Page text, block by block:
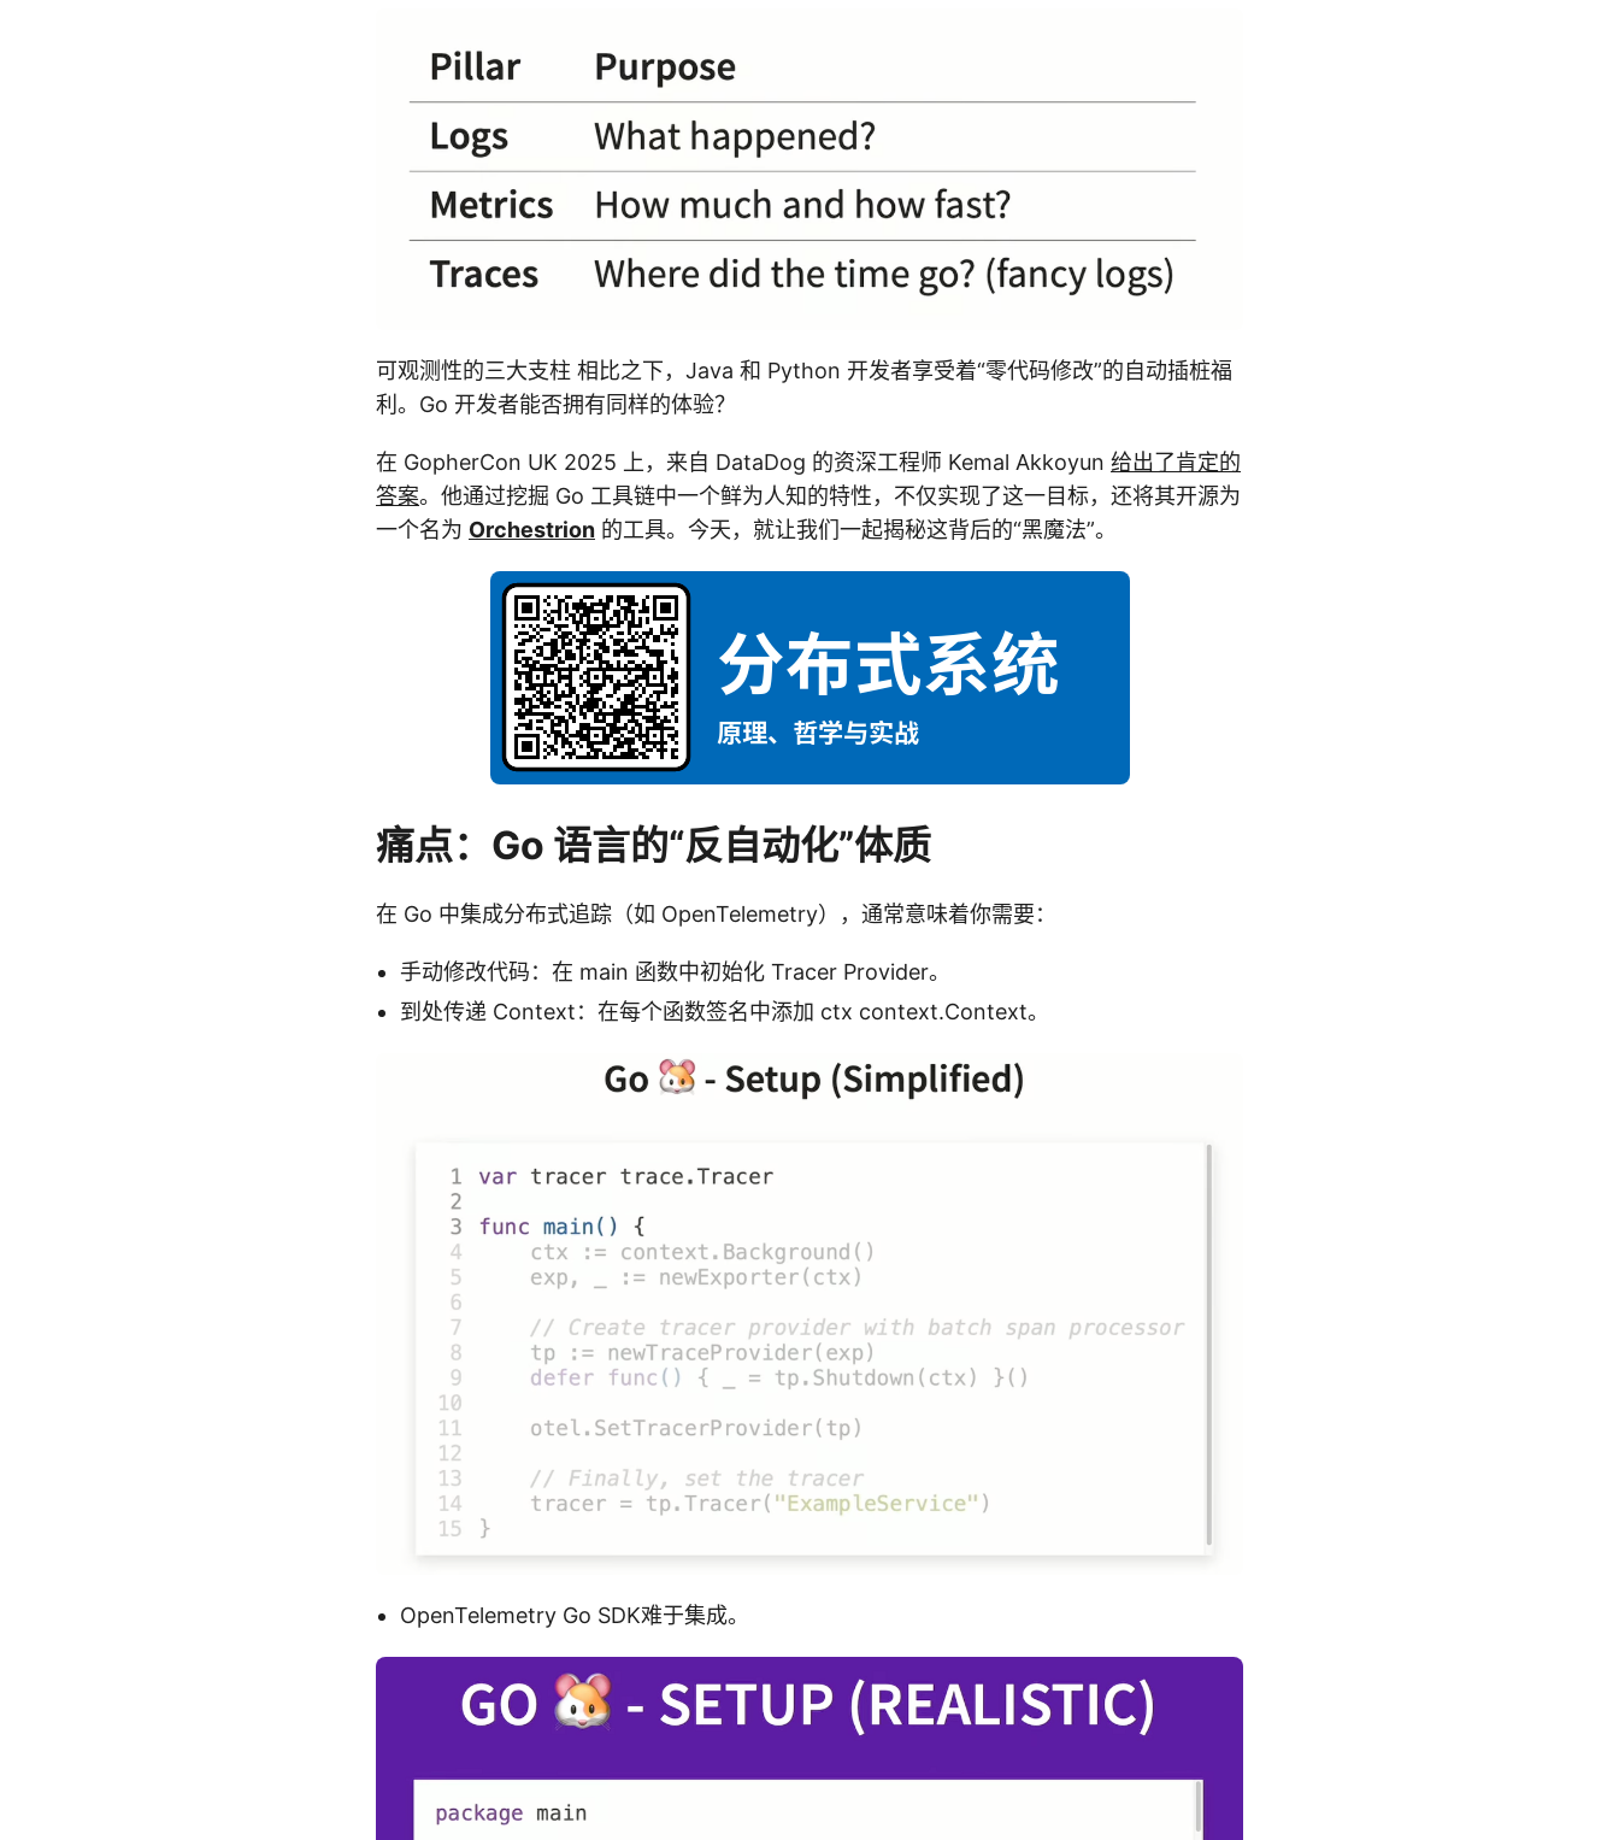
可观测性的三大支柱 相比之下，Java 和 Python 开发者享受着“零代码修改”的自动插桩福
利。Go 开发者能否拥有同样的体验？
在 GopherCon UK 2025 上，来自 DataDog 的资深工程师 Kemal Akkoyun 给出了肯定的
答案。他通过挖掘 Go 工具链中一个鲜为人知的特性，不仅实现了这一目标，还将其开源为
一个名为 Orchestrion 的工具。今天，就让我们一起揭秘这背后的“黑魔法”。
痛点：Go 语言的“反自动化”体质
在 Go 中集成分布式追踪（如 OpenTelemetry），通常意味着你需要：
手动修改代码：在 main 函数中初始化 Tracer Provider。
到处传递 Context：在每个函数签名中添加 ctx context.Context。
OpenTelemetry Go SDK难于集成。